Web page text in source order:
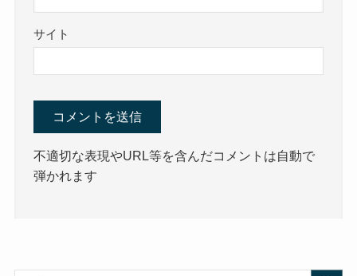
サイト
不適切な表現やURL等を含んだコメントは自動で
弾かれます